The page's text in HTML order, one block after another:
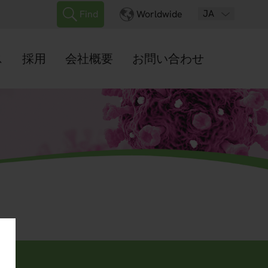
Find Worldwide JA
採用 会社概要 お問い合わせ